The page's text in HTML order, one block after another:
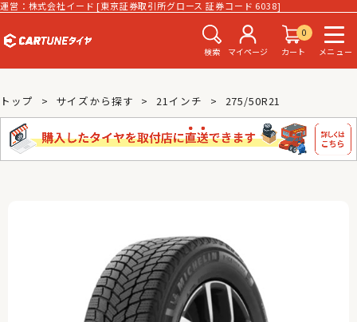
運営：株式会社イード [東京証券取引所グロース 証券コード 6038]
検索 マイページ
0
カート
メニュー
トップ サイズから探す 21インチ 275/50R21